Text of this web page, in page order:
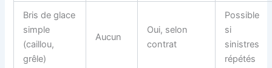
Bris de glace
simple
(caillou,
grêle)
Aucun
Oui, selon
contrat
Possible
si
sinistres
répétés